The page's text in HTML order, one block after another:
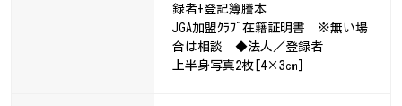
録者+登記簿謄本
JGA加盟ｸﾗﾌﾞ在籍証明書 ※無い場
合は相談 ◆法人／登録者
上半身写真2枚[4×3㎝]